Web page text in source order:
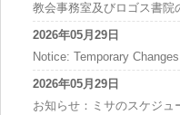
教会事務室及びロゴス書院
2026年05月29日
Notice: Temporary
2026年05月29日
お知らせ：ミサのスケジ